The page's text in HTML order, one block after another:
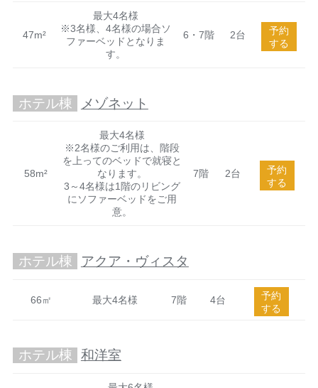
47m²
最大4名様
※3名様、4名様の場合ソ
ファーベッドとなりま
す。
6・7階 2台
予約
する
ホテル棟 メゾネット
58m²
最大4名様
※2名様のご利用は、階段
を上ってのベッドで就寝と
なります。
3～4名様は1階のリビング
にソファーベッドをご用
意。
7階 2台
予約
する
ホテル棟 アクア・ヴィスタ
66㎡ 最大4名様 7階 4台
予約
する
ホテル棟 和洋室